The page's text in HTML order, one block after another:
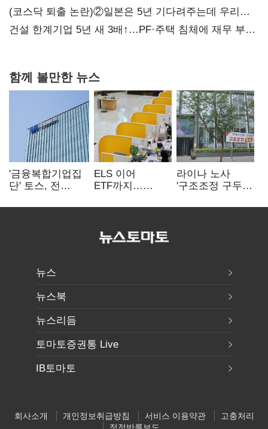
불만 확산
(코스닥 퇴출 논란)②일본은 5년 기다려주는데 우리는
당장 퇴출?…시간만으론 부족한 코스닥 구하기
건설 한계기업 5년 새 3배↑…PF·주택 침체에 재무 부담
함께 볼만한 뉴스
'금융복합기업집
단' 토스, 전
표준화
ELS 이어
ETF까지…
제동 걸린 은행
라이나 노사
'구조조정 구두
뉴스
뉴스북
뉴스리듬
토마토증권통 Live
IB토마토
회사소개 개인정보취급방침 서비스 이용약관
고충처리